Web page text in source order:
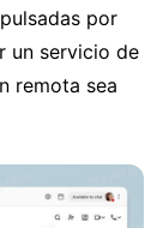
por
un servicio de
remota sea